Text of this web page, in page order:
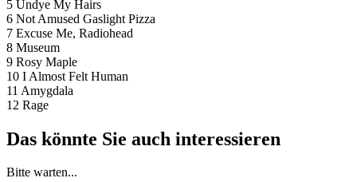
5 Undye My Hairs
6 Not Amused Gaslight Pizza
7 Excuse Me, Radiohead
8 Museum
9 Rosy Maple
10 I Almost Felt Human
11 Amygdala
12 Rage
Das könnte Sie auch interessieren
Bitte warten...